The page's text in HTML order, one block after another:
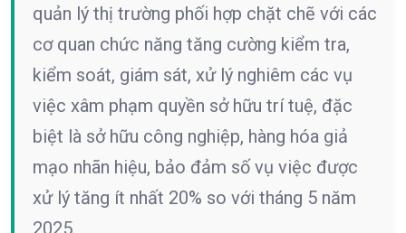
quản lý thị trường phối hợp chặt chẽ với các
cơ quan chức năng tăng cường kiểm tra,
kiểm soát, giám sát, xử lý nghiêm các vụ
việc xâm phạm quyền sở hữu trí tuệ, đặc
biệt là sở hữu công nghiệp, hàng hóa giả
mạo nhãn hiệu, bảo đảm số vụ việc được
xử lý tăng ít nhất 20% so với tháng 5 năm
2025.